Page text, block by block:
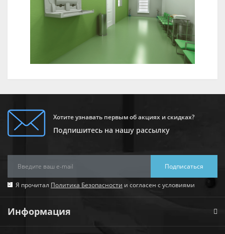
Хотите узнавать первым об акциях и скидках?
Подпишитесь на нашу рассылку
Подписаться
Я прочитал Политика Безопасности и согласен с условиями
Информация